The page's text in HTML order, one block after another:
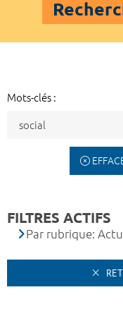
Mots-clés :
FILTRES ACTIFS
Par rubrique: